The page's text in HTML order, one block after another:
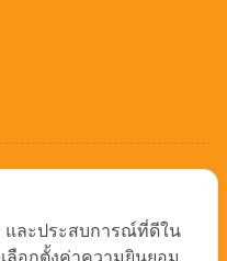
และประสบการณ์ที่ดีใน
ลือกตั้งค่าความยินยอม